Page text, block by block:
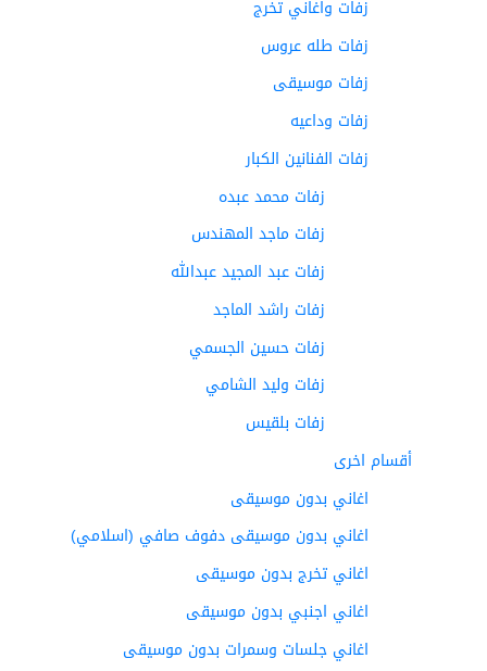
زفات واغاني تخرج
زفات طله عروس
زفات موسيقى
زفات وداعيه
زفات الفنانين الكبار
زفات محمد عبده
زفات ماجد المهندس
زفات عبد المجيد عبدالله
زفات راشد الماجد
زفات حسين الجسمي
زفات وليد الشامي
زفات بلقيس
أقسام اخرى
اغاني بدون موسيقى
اغاني بدون موسيقى دفوف صافي (اسلامي)
اغاني تخرج بدون موسيقى
اغاني اجنبي بدون موسيقى
اغاني جلسات وسمرات بدون موسيقى